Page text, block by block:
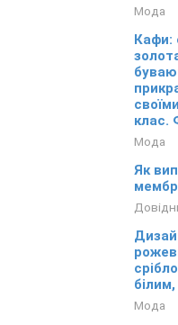
Мода
Кафи:
клас.
Мода
Як
Мода